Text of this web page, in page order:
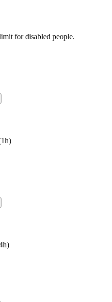
for disabled people.